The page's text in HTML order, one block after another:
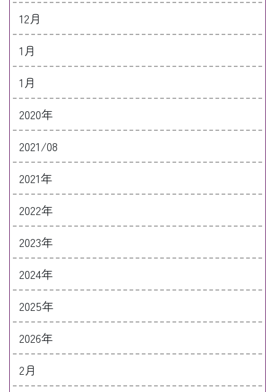
12月
1月
1月
2020年
2021/08
2021年
2022年
2023年
2024年
2025年
2026年
2月